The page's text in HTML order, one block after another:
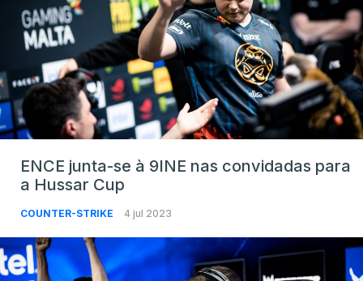
ENCE junta-se à 9INE nas convidadas para
a Hussar Cup
COUNTER-STRIKE 4 jul 2023